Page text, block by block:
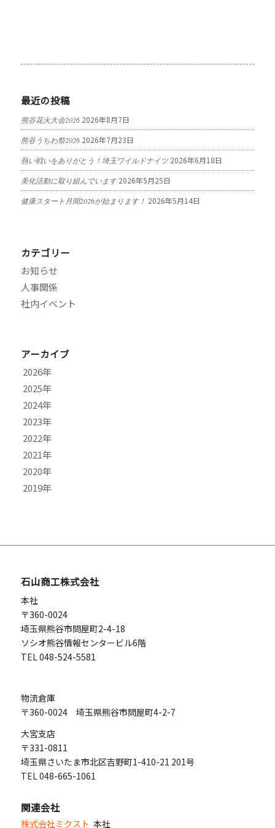
最近の投稿
熊谷花火大会2026 2026年8月7日
熊谷うちわ祭2026 2026年7月23日
熱い戦いをありがとう！埼玉ワイルドナイツ 2026年6月18日
美化活動に取り組んでいます 2026年5月25日
健康スタート月間2026が始まります！ 2026年5月14日
カテゴリー
お知らせ
人事関係
社内イベント
アーカイブ
2026
8月
7月
6月
5月
4月
3月
2月
2025
11月
10月
9月
8月
7月
6月
2024
12月
11月
10月
9月
8月
1月
2023
9月
7月
6月
4月
2022
12月
11月
9月
1月
2021
10月
9月
1月
2020
9月
2019
石山商工株式会社
本社
〒360-0024
埼玉県熊谷市問屋町2-4-18
ソシオ熊谷情報センタービル6階
TEL 048-524-5581
物流倉庫
〒360-0024 埼玉県熊谷市問屋町4-2-7
大宮支店
〒331-0811
埼玉県さいたま市北区吉野町1-410-21 201号
TEL 048-665-1061
関連会社
株式会社ミクスト 本社